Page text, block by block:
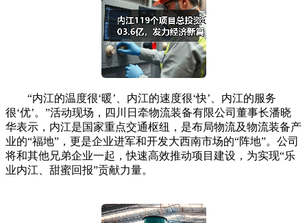
“内江的温度很‘暖’、内江的速度很‘快’、内江的服务
很‘优’。”活动现场，四川日牵物流装备有限公司董事长潘晓
华表示，内江是国家重点交通枢纽，是布局物流及物流装备产
业的“福地”，更是企业进军和开发大西南市场的“阵地”。公司
将和其他兄弟企业一起，快速高效推动项目建设，为实现“乐
业内江、甜蜜回报”贡献力量。